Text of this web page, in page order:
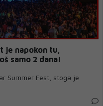
je napokon tu,
samo 2 dana!
Summer Fest, stoga je